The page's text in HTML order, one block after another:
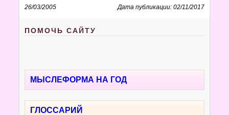
26/03/2005 Дата публикации: 02/11/2017
ПОМОЧЬ САЙТУ
МЫСЛЕФОРМА НА ГОД
ГЛОССАРИЙ